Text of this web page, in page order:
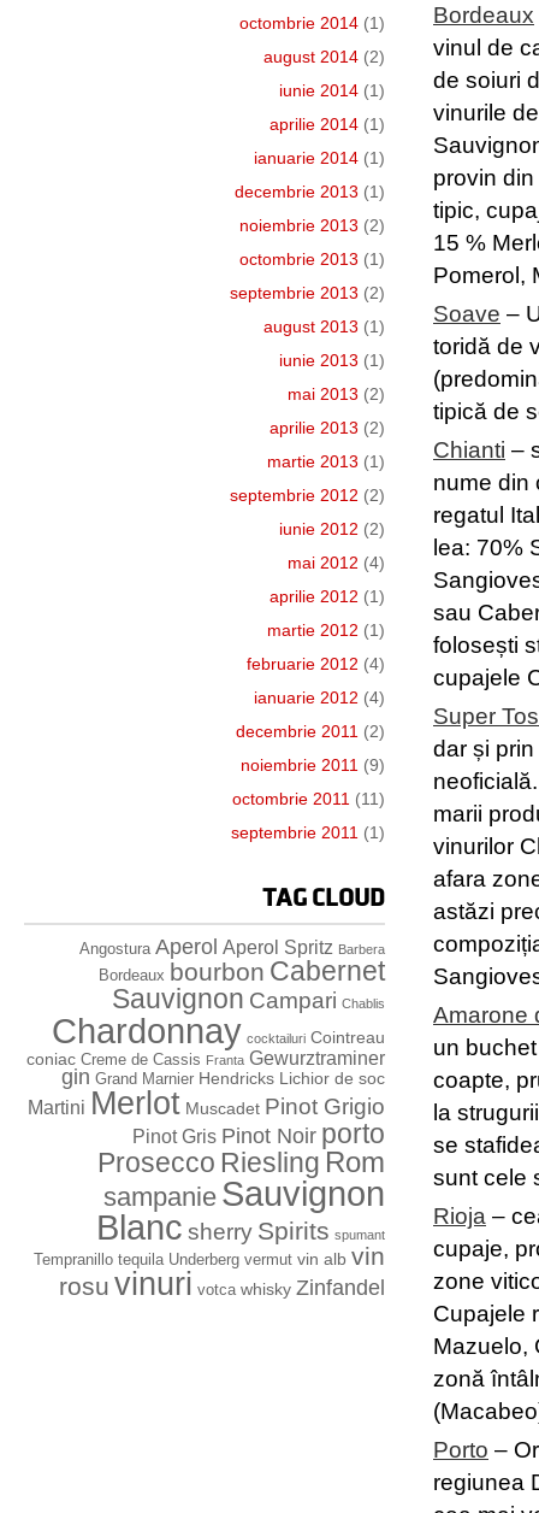
Bordeaux
vinul de
de soiuri
vinurile
provin
tipic,
15 %
Pomerol,
Soave –
toridă de
tipică de
Chianti –
nume din
regatul
lea: 70%
sau
folosești
cupajele
Super
dar și
marii
vinurilor
afara
astăzi
Amarone
un
coapte,
la
se
sunt cele
Rioja –
cupaje,
zone
Cupajele
Mazuelo,
zonă
Porto –
regiunea
octombrie 2014 (1)
august 2014 (2)
iunie 2014 (1)
aprilie 2014 (1)
ianuarie 2014 (1)
decembrie 2013 (1)
noiembrie 2013 (2)
octombrie 2013 (1)
septembrie 2013 (2)
august 2013 (1)
iunie 2013 (1)
mai 2013 (2)
aprilie 2013 (2)
martie 2013 (1)
septembrie 2012 (2)
iunie 2012 (2)
mai 2012 (4)
aprilie 2012 (1)
martie 2012 (1)
februarie 2012 (4)
ianuarie 2012 (4)
decembrie 2011 (2)
noiembrie 2011 (9)
octombrie 2011 (11)
septembrie 2011 (1)
TAG CLOUD
Angostura Aperol Aperol Spritz Barbera
Bordeaux bourbon Cabernet
Sauvignon Campari Chablis
Chardonnay cocktailuri Cointreau
coniac Creme de Cassis Franta Gewurztraminer
gin Grand Marnier Hendricks Lichior de soc
Martini Merlot Muscadet Pinot Grigio
Pinot Gris Pinot Noir porto
Prosecco Riesling Rom
sampanie Sauvignon
Blanc sherry Spirits spumant
Tempranillo tequila Underberg vermut vin alb vin
rosu vinuri votca whisky Zinfandel